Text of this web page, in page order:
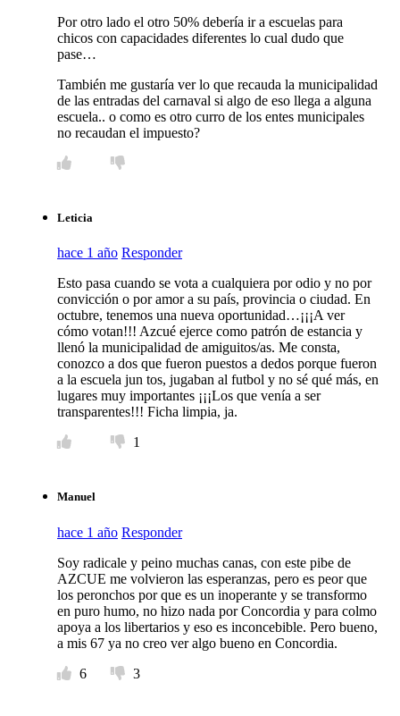
Por otro lado el otro 50% debería ir a escuelas para
chicos con capacidades diferentes lo cual dudo que
pase…
También me gustaría ver lo que recauda la municipalidad
de las entradas del carnaval si algo de eso llega a alguna
escuela.. o como es otro curro de los entes municipales
no recaudan el impuesto?
Leticia
hace 1 año Responder
Esto pasa cuando se vota a cualquiera por odio y no por
convicción o por amor a su país, provincia o ciudad. En
octubre, tenemos una nueva oportunidad…¡¡¡A ver
cómo votan!!! Azcué ejerce como patrón de estancia y
llenó la municipalidad de amiguitos/as. Me consta,
conozco a dos que fueron puestos a dedos porque fueron
a la escuela jun tos, jugaban al futbol y no sé qué más, en
lugares muy importantes ¡¡¡Los que venía a ser
transparentes!!! Ficha limpia, ja.
1
Manuel
hace 1 año Responder
Soy radicale y peino muchas canas, con este pibe de
AZCUE me volvieron las esperanzas, pero es peor que
los peronchos por que es un inoperante y se transformo
en puro humo, no hizo nada por Concordia y para colmo
apoya a los libertarios y eso es inconcebible. Pero bueno,
a mis 67 ya no creo ver algo bueno en Concordia.
6
3